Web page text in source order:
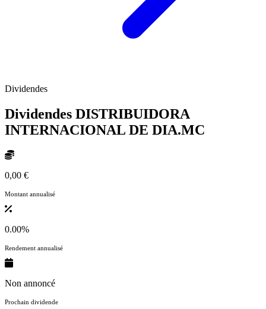
Dividendes
Dividendes DISTRIBUIDORA
INTERNACIONAL DE DIA.MC
0,00 €
Montant annualisé
0.00%
Rendement annualisé
Non annoncé
Prochain dividende